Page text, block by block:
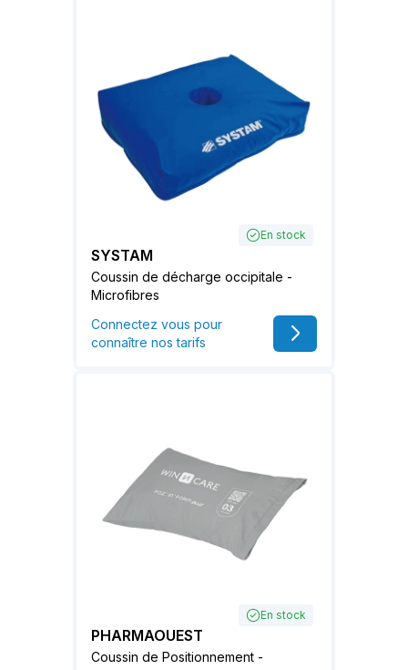
En stock
SYSTAM
Coussin de décharge occipitale -
Microfibres
Connectez vous pour
connaître nos tarifs
En stock
PHARMAOUEST
Coussin de Positionnement -